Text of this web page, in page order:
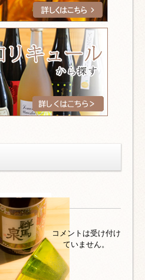
コメントは受け付け
ていません。